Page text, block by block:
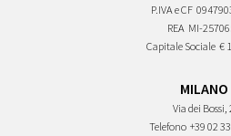
P.IVA e CF
REA MI-
Capitale Sociale €
MILANO
Via dei Bossi,
Telefono +39 02